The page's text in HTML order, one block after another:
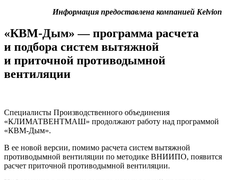
Информация предоставлена компанией Kelvion
«КВМ-Дым» — программа расчета
и подбора систем вытяжной
и приточной противодымной
вентиляции
Специалисты Производственного объединения
«КЛИМАТВЕНТМАШ» продолжают работу над программой
«КВМ-Дым».
В ее новой версии, помимо расчета систем вытяжной
противодымной вентиляции по методике ВНИИПО, появится
расчет приточной противодымной вентиляции.